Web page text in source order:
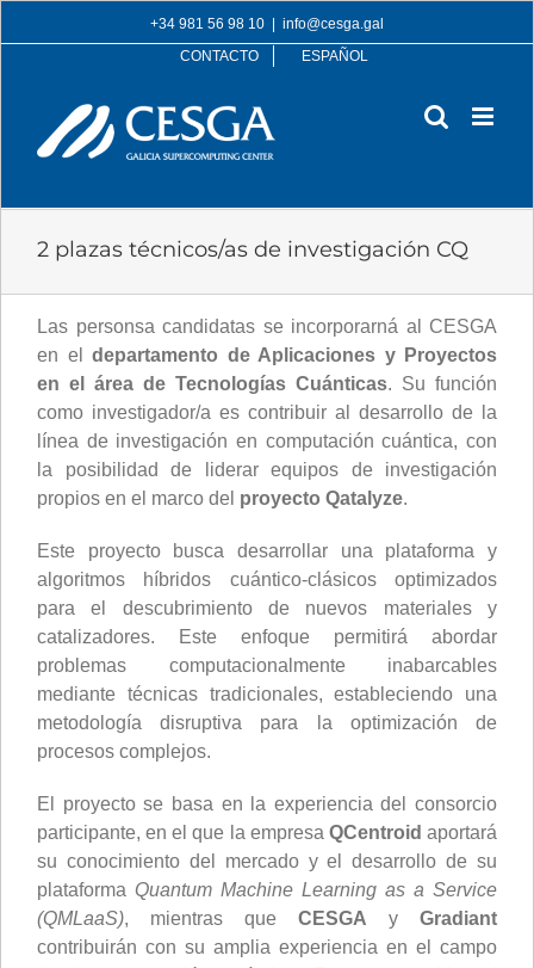
to
+34 981 56 98 10
info@cesga.gal
CONTACTO
ESPAÑOL
2 plazas técnicos/as de investigación CQ
Las personsa candidatas se incorporarná al CESGA
en el departamento de Aplicaciones y Proyectos
en el área de Tecnologías Cuánticas. Su función
como investigador/a es contribuir al desarrollo de la
línea de investigación en computación cuántica, con
la posibilidad de liderar equipos de investigación
propios en el marco del proyecto Qatalyze.
Este proyecto busca desarrollar una plataforma y
algoritmos híbridos cuántico-clásicos optimizados
para el descubrimiento de nuevos materiales y
catalizadores. Este enfoque permitirá abordar
problemas computacionalmente inabarcables
mediante técnicas tradicionales, estableciendo una
metodología disruptiva para la optimización de
procesos complejos.
El proyecto se basa en la experiencia del consorcio
participante, en el que la empresa QCentroid aportará
su conocimiento del mercado y el desarrollo de su
plataforma Quantum Machine Learning as a Service
(QMLaaS), mientras que CESGA y Gradiant
contribuirán con su amplia experiencia en el campo